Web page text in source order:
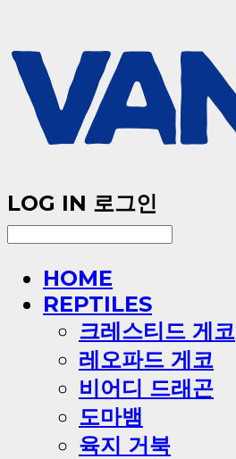
LOG IN 로그인
HOME
REPTILES
크레스티드 게코
레오파드 게코
비어디 드래곤
도마뱀
육지 거북